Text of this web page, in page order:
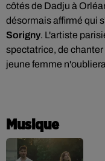
côtés de Dadju à
désormais affirmé qui
Sorigny. L'artiste
spectatrice, de
jeune femme
Musique